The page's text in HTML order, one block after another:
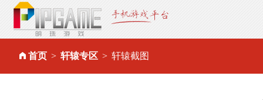
首页 轩辕专区 轩辕截图